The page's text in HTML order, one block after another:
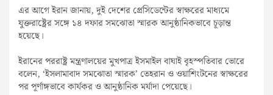
এর আগে ইরান জানায়, দুই দেশের প্রেসিডেন্টের স্বাক্ষরের মাধ্যমে
যুক্তরাষ্ট্রের সঙ্গে ১৪ দফার সমঝোতা স্মারক আনুষ্ঠানিকভাবে চূড়ান্ত
হয়েছে।
ইরানের পররাষ্ট্র মন্ত্রণালয়ের মুখপাত্র ইসমাইল বাঘাই বৃহস্পতিবার ভোরে
বলেন, ‘ইসলামাবাদ সমঝোতা স্মারক’ তেহরান ও ওয়াশিংটনের স্বাক্ষরের
পর পূর্ণাঙ্গভাবে কার্যকর ও আনুষ্ঠানিক মর্যাদা পেয়েছে।